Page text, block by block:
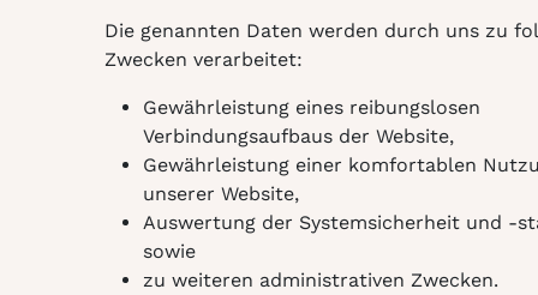
Die genannten Daten werden durch uns zu
Zwecken verarbeitet:
Gewährleistung eines reibungslosen
Verbindungsaufbaus der Website,
Gewährleistung einer komfortablen
unserer Website,
Auswertung der Systemsicherheit und -
sowie
zu weiteren administrativen Zwecken.